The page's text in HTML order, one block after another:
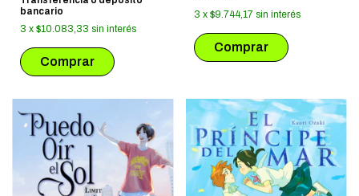
bancario
3 x $10.083,33 sin interés
3 x $9.744,17 sin interés